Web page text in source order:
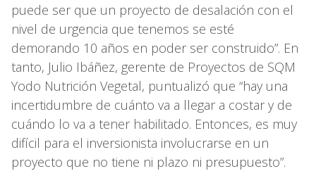
puede ser que un proyecto de desalación con el
nivel de urgencia que tenemos se esté
demorando 10 años en poder ser construido”. En
tanto, Julio Ibáñez, gerente de Proyectos de SQM
Yodo Nutrición Vegetal, puntualizó que “hay una
incertidumbre de cuánto va a llegar a costar y de
cuándo lo va a tener habilitado. Entonces, es muy
difícil para el inversionista involucrarse en un
proyecto que no tiene ni plazo ni presupuesto”.